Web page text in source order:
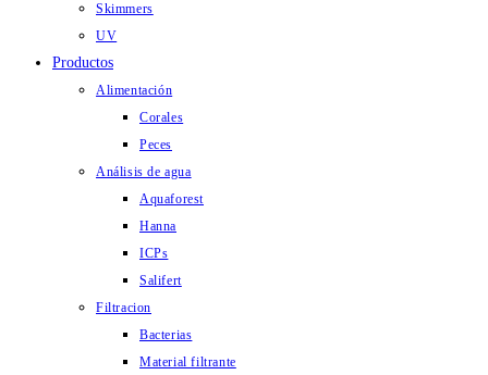
Skimmers
UV
Productos
Alimentación
Corales
Peces
Análisis de agua
Aquaforest
Hanna
ICPs
Salifert
Filtracion
Bacterias
Material filtrante